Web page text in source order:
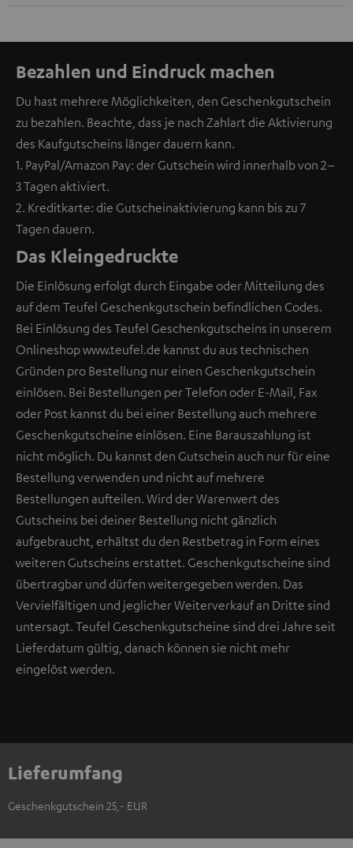
Bezahlen und Eindruck machen
Du hast mehrere Möglichkeiten, den Geschenkgutschein
zu bezahlen. Beachte, dass je nach Zahlart die Aktivierung
des Kaufgutscheins länger dauern kann.
1. PayPal/Amazon Pay: der Gutschein wird innerhalb von 2–
3 Tagen aktiviert.
2. Kreditkarte: die Gutscheinaktivierung kann bis zu 7
Tagen dauern.
Das Kleingedruckte
Die Einlösung erfolgt durch Eingabe oder Mitteilung des
auf dem Teufel Geschenkgutschein befindlichen Codes.
Bei Einlösung des Teufel Geschenkgutscheins in unserem
Onlineshop www.teufel.de kannst du aus technischen
Gründen pro Bestellung nur einen Geschenkgutschein
einlösen. Bei Bestellungen per Telefon oder E-Mail, Fax
oder Post kannst du bei einer Bestellung auch mehrere
Geschenkgutscheine einlösen. Eine Barauszahlung ist
nicht möglich. Du kannst den Gutschein auch nur für eine
Bestellung verwenden und nicht auf mehrere
Bestellungen aufteilen. Wird der Warenwert des
Gutscheins bei deiner Bestellung nicht gänzlich
aufgebraucht, erhältst du den Restbetrag in Form eines
weiteren Gutscheins erstattet. Geschenkgutscheine sind
übertragbar und dürfen weitergegeben werden. Das
Vervielfältigen und jeglicher Weiterverkauf an Dritte sind
untersagt. Teufel Geschenkgutscheine sind drei Jahre seit
Lieferdatum gültig, danach können sie nicht mehr
eingelöst werden.
Lieferumfang
Geschenkgutschein 25,- EUR